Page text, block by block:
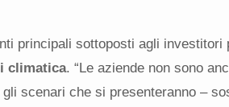
principali sottoposti agli investitori
climatica. “Le aziende non sono
scenari che si presenteranno –